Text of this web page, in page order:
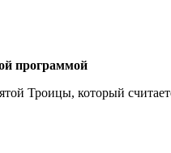
программой
Троицы, который